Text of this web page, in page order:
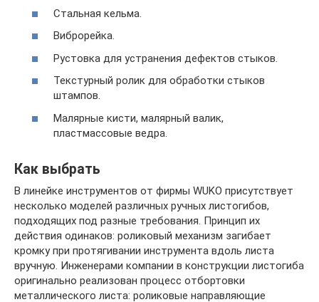
Стальная кельма.
Виброрейка.
Рустовка для устранения дефектов стыков.
Текстурный ролик для обработки стыков
штампов.
Малярные кисти, малярный валик,
пластмассовые ведра.
Как выбрать
В линейке инструментов от фирмы WUKO присутствует
несколько моделей различных ручных листогибов,
подходящих под разные требования. Принцип их
действия одинаков: роликовый механизм загибает
кромку при протягивании инструмента вдоль листа
вручную. Инженерами компании в конструкции листогиба
оригинально реализован процесс отбортовки
металлического листа: роликовые направляющие